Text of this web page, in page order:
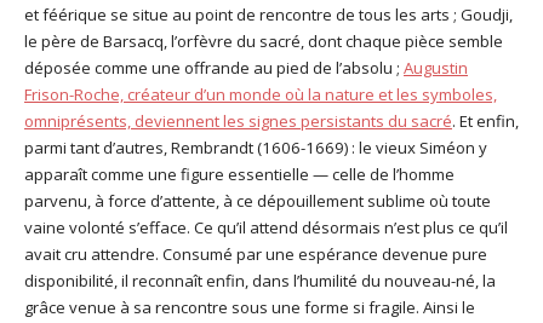
et féérique se situe au point de rencontre de tous les arts ; Goudji,
le père de Barsacq, l’orfèvre du sacré, dont chaque pièce semble
déposée comme une offrande au pied de l’absolu ; Augustin
Frison-Roche, créateur d’un monde où la nature et les symboles,
omniprésents, deviennent les signes persistants du sacré. Et enfin,
parmi tant d’autres, Rembrandt (1606-1669) : le vieux Siméon y
apparaît comme une figure essentielle — celle de l’homme
parvenu, à force d’attente, à ce dépouillement sublime où toute
vaine volonté s’efface. Ce qu’il attend désormais n’est plus ce qu’il
avait cru attendre. Consumé par une espérance devenue pure
disponibilité, il reconnaît enfin, dans l’humilité du nouveau-né, la
grâce venue à sa rencontre sous une forme si fragile. Ainsi le